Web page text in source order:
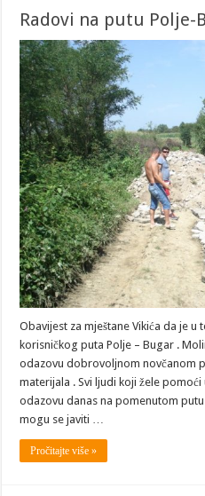
Radovi na putu Polje-
Obavijest za mještane Vikića da je u
korisničkog puta Polje – Bugar .
odazovu dobrovoljnom novčanom
materijala . Svi ljudi koji žele
odazovu danas na pomenutom
mogu se javiti …
Pročitajte više »